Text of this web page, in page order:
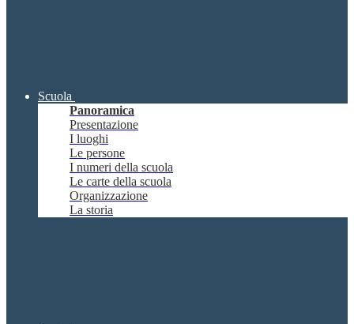
Scuola
Panoramica
Presentazione
I luoghi
Le persone
I numeri della scuola
Le carte della scuola
Organizzazione
La storia